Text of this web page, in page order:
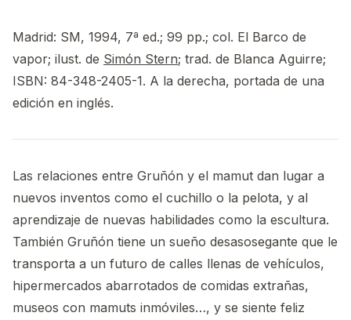
Madrid: SM, 1994, 7ª ed.; 99 pp.; col. El Barco de
vapor; ilust. de Simón Stern; trad. de Blanca Aguirre;
ISBN: 84-348-2405-1. A la derecha, portada de una
edición en inglés.
Las relaciones entre Gruñón y el mamut dan lugar a
nuevos inventos como el cuchillo o la pelota, y al
aprendizaje de nuevas habilidades como la escultura.
También Gruñón tiene un sueño desasosegante que le
transporta a un futuro de calles llenas de vehículos,
hipermercados abarrotados de comidas extrañas,
museos con mamuts inmóviles…, y se siente feliz